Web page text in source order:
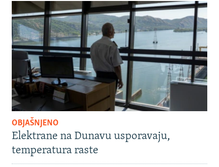
OBJAŠNJENO
Elektrane na Dunavu usporavaju,
temperatura raste